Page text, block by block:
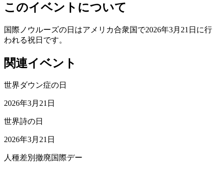
このイベントについて
国際ノウルーズの日はアメリカ合衆国で2026年3月21日に行
われる祝日です。
関連イベント
世界ダウン症の日
2026年3月21日
世界詩の日
2026年3月21日
人種差別撤廃国際デー